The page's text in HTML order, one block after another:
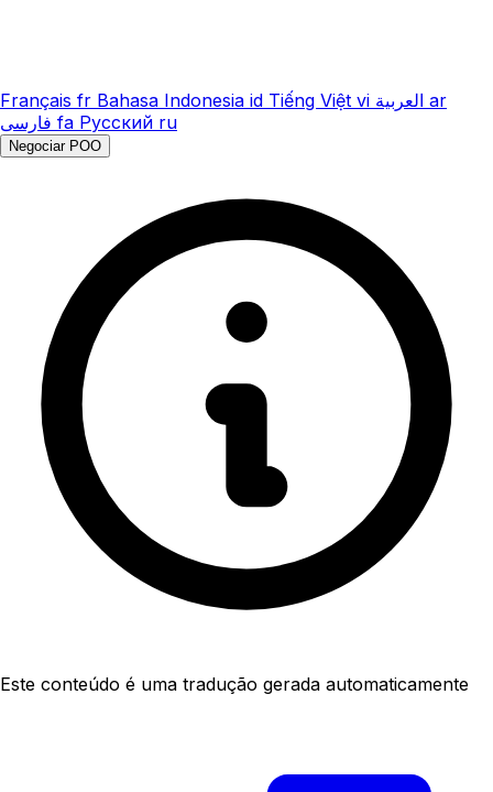
Français fr Bahasa Indonesia id Tiếng Việt vi العربية ar
فارسی fa Русский ru
Negociar POO
Este conteúdo é uma tradução gerada automaticamente